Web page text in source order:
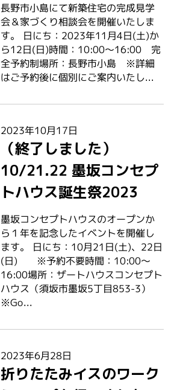
長野市小島にて新築住宅の完成見学
会＆家づくり相談会を開催いたしま
す。 日にち：2023年11月4日(土)か
ら12日(日)時間：10:00～16:00 完
全予約制場所：長野市小島 ※詳細
はご予約後に個別にご案内いたし...
2023年10月17日
（終了しました）
10/21.22 墨坂コンセプ
トハウス誕生祭2023
墨坂コンセプトハウスのオープンか
ら１年を記念したイベントを開催し
ます。 日にち：10月21日(土)、22日
(日) ※予約不要時間：10:00～
16:00場所：ザートハウスコンセプト
ハウス（須坂市墨坂5丁目853-3）
※Go...
2023年6月28日
折りたたみイスのワーク